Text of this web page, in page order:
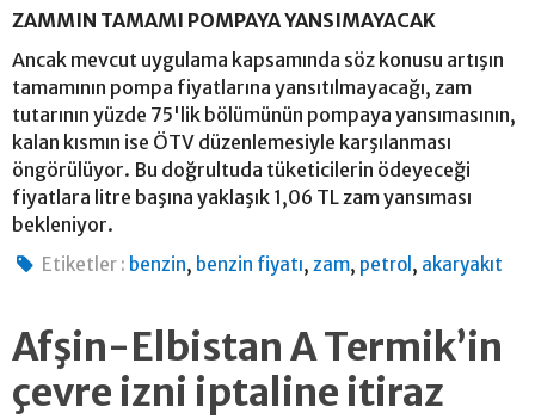
ZAMMIN TAMAMI POMPAYA YANSIMAYACAK
Ancak mevcut uygulama kapsamında söz konusu artışın
tamamının pompa fiyatlarına yansıtılmayacağı, zam
tutarının yüzde 75'lik bölümünün pompaya yansımasının,
kalan kısmın ise ÖTV düzenlemesiyle karşılanması
öngörülüyor. Bu doğrultuda tüketicilerin ödeyeceği
fiyatlara litre başına yaklaşık 1,06 TL zam yansıması
bekleniyor.
Etiketler : benzin, benzin fiyatı,zam, petrol , akaryakıt
Afşin-Elbistan A Termik’in
çevre izni iptaline itiraz